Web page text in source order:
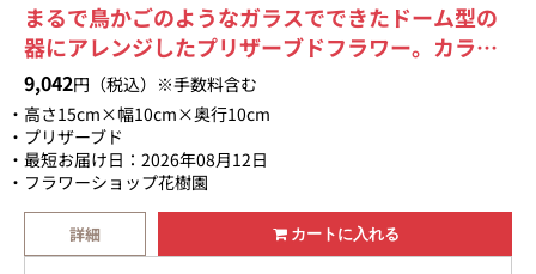
まるで鳥かごのようなガラスでできたドーム型の
器にアレンジしたプリザーブドフラワー。カラー
バリエーションも豊富なので是非あなたにぴった
りな色を見つけて下さいね！ギフト専用BOXに入
れて綺麗に美しくラッピング致します。数量限定
販売のため、売り切れ次第、販売終了となりま
す。ご注文はお早めに！【画像送信サービスも
OK】お届けするお花の商品画像をメールで送信致
します。
9,042円（税込）※手数料含む
高さ15cm×幅10cm×奥行10cm
プリザーブド
最短お届け日：2026年08月12日
フラワーショップ花樹園
詳細 カートに入れる